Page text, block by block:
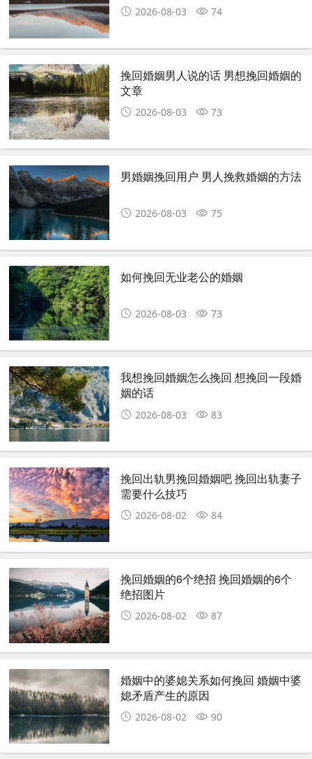
2026-08-03 74
挽回婚姻男人说的话 男想挽回婚姻的
文章
2026-08-03 73
男婚姻挽回用户 男人挽救婚姻的方法
2026-08-03 75
如何挽回无业老公的婚姻
2026-08-03 73
我想挽回婚姻怎么挽回 想挽回一段婚
姻的话
2026-08-03 83
挽回出轨男挽回婚姻吧 挽回出轨妻子
需要什么技巧
2026-08-02 84
挽回婚姻的6个绝招 挽回婚姻的6个
绝招图片
2026-08-02 87
婚姻中的婆媳关系如何挽回 婚姻中婆
媳矛盾产生的原因
2026-08-02 90